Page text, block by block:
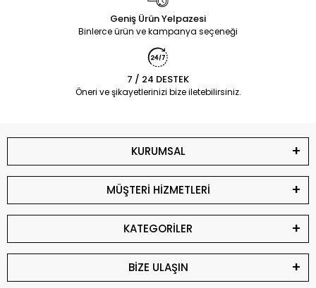
Geniş Ürün Yelpazesi
Binlerce ürün ve kampanya seçeneği
7 / 24 DESTEK
Öneri ve şikayetlerinizi bize iletebilirsiniz.
KURUMSAL
MÜŞTERİ HİZMETLERİ
KATEGORİLER
BİZE ULAŞIN